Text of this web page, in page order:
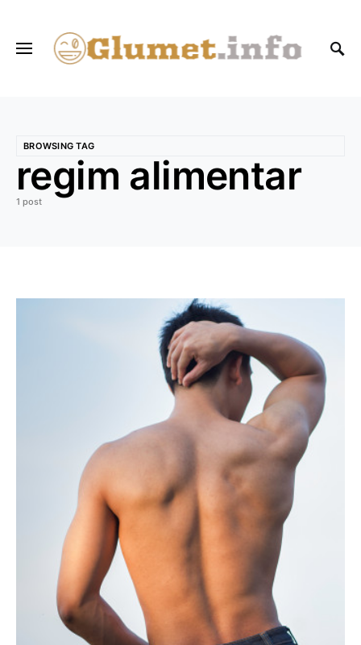
BROWSING TAG
regim alimentar
1 post